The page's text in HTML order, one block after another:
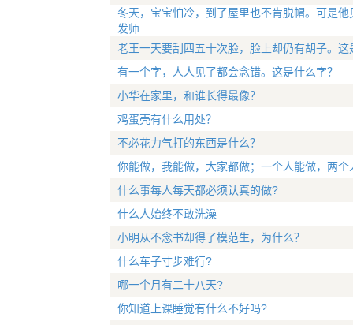
冬天，宝宝怕冷，到了屋里也不肯脱帽。可是
发师
老王一天要刮四五十次脸，脸上却仍有胡子。这
有一个字，人人见了都会念错。这是什么字？
小华在家里，和谁长得最像？
鸡蛋壳有什么用处？
不必花力气打的东西是什么？
你能做，我能做，大家都做；一个人能做，两
什么事每人每天都必须认真的做?
什么人始终不敢洗澡
小明从不念书却得了模范生，为什么？
什么车子寸步难行?
哪一个月有二十八天?
你知道上课睡觉有什么不好吗?